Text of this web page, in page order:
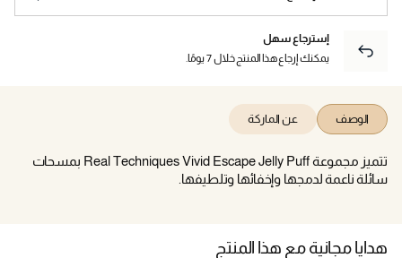
إسترجاع سهل
يمكنك إرجاع هذا المنتج خلال 7 يومًا.
الوصف عن الماركة
تتميز مجموعة Real Techniques Vivid Escape Jelly Puff بمسحات
سائلة ناعمة لدمجها وإخفائها وتلطيفها.
هدايا مجانية مع هذا المنتج